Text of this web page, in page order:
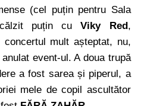
(cel puțin pentru Sala
puțin cuViky Red,
mult așteptat, nu,
event-ul. A doua trupă
a fost sarea și piperul, a
mele de copil ascultător